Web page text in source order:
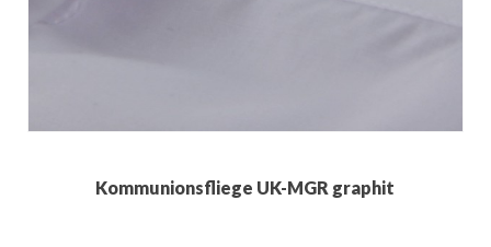
Kommunionsfliege UK-MGR graphit